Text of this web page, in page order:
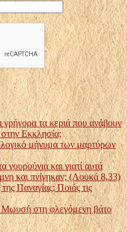
γρήγορα τα κεριά που ανάβουν
στην Εκκλησία;
μήνυμα των μαρτύρων
γουρούνια και γιατί αυτά
και πνίγηκαν; (Λουκά 8,33)
Παναγίας; Ποιός τις
στη φλεγόμενη βάτο